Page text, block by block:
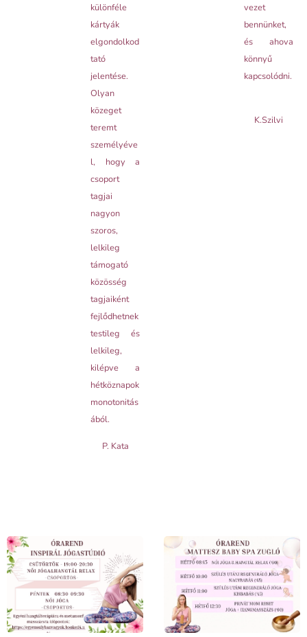
különféle
kártyák
elgondolkod
tató
jelentése.
Olyan
közeget
teremt
személyéve
l, hogy a
csoport
tagjai
nagyon
szoros,
lelkileg
támogató
közösség
tagjaiként
fejlődhetnek
testileg és
lelkileg,
kilépve a
hétköznapok
monotonitás
ából.
P. Kata
vezet
bennünket,
és ahova
könnyű
kapcsolódni.
K.Szilvi